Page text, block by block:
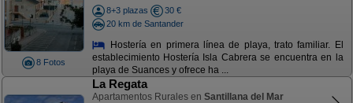
8 Fotos
8+3 plazas
30 €
20 km de Santander
Hostería en primera línea de playa, trato familiar. El
establecimiento Hostería Isla Cabrera se encuentra en la
playa de Suances y ofrece ha ...
La Regata
Apartamentos Rurales en Santillana del Mar